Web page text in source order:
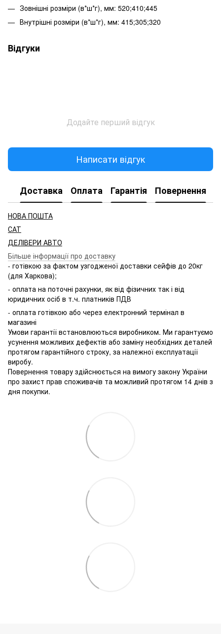
Зовнішні розміри (в*ш*г), мм: 520;410;445
Внутрішні розміри (в*ш*г), мм: 415;305;320
Відгуки
Додайте перший відгук
Написати відгук
Доставка Оплата Гарантія Повернення
НОВА ПОШТА
САТ
ДЕЛІВЕРИ АВТО
Більше інформації про доставку
- готівкою за фактом узгодженої доставки сейфів до 20кг
(для Харкова);
- оплата на поточні рахунки, як від фізичних так і від
юридичних осіб в т.ч. платників ПДВ
- оплата готівкою або через електронний термінал в
магазині
Умови гарантії встановлюються виробником. Ми гарантуємо
усунення можливих дефектів або заміну необхідних деталей
протягом гарантійного строку, за належної експлуатації
виробу.
Повернення товару здійснюється на вимогу закону України
про захист прав споживачів та можливий протягом 14 днів з
дня покупки.